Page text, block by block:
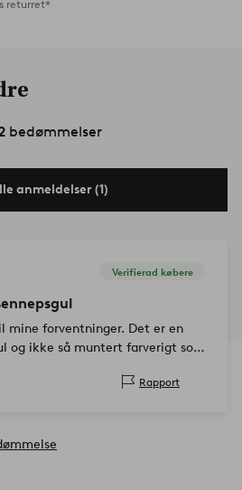
returret*
bedømmelser
anmeldelser (1)
Verifierad købere
mine forventninger. Det er en
og ikke så muntert farverigt som
Rapport